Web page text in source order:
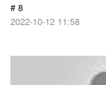
# 8
2022-10-12 11:58